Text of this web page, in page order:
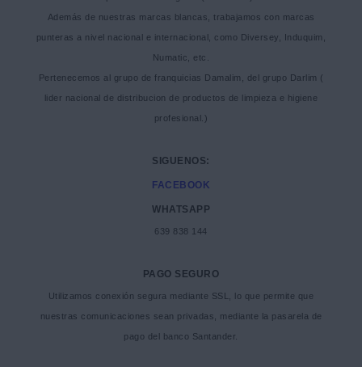
Además de nuestras marcas blancas, trabajamos con marcas
punteras a nivel nacional e internacional, como Diversey, Induquim,
Numatic, etc.
Pertenecemos al grupo de franquicias Damalim, del grupo Darlim (
lider nacional de distribucion de productos de limpieza e higiene
profesional.)
SIGUENOS:
FACEBOOK
WHATSAPP
639 838 144
PAGO SEGURO
Utilizamos conexión segura mediante SSL, lo que permite que
nuestras comunicaciones sean privadas, mediante la pasarela de
pago del banco Santander.